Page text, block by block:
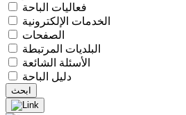
فعاليات الباحة
الخدمات الإلكترونية
الصفحات
البلديات المرتبطة
الأسئلة الشائعة
دليل الباحة